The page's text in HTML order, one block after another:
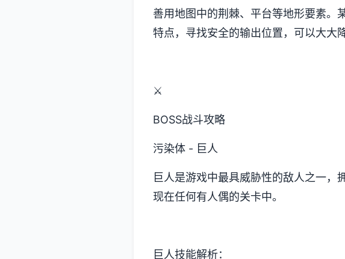
善用地图中的荆棘、平台等地形要素。
特点，寻找安全的输出位置，可以大大
⚔️
BOSS战斗攻略
污染体 - 巨人
巨人是游戏中最具威胁性的敌人之一，
现在任何有人偶的关卡中。
巨人技能解析：